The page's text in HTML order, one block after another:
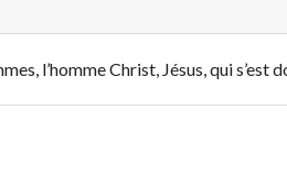
l’homme Christ, Jésus, qui s’est